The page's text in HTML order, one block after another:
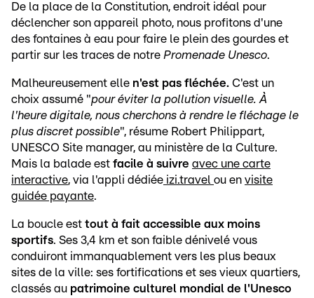
De la place de la Constitution, endroit idéal pour
déclencher son appareil photo, nous profitons d'une
des fontaines à eau pour faire le plein des gourdes et
partir sur les traces de notre Promenade Unesco.
Malheureusement elle n'est pas fléchée. C'est un
choix assumé "pour éviter la pollution visuelle. À
l'heure digitale, nous cherchons à rendre le fléchage le
plus discret possible", résume Robert Philippart,
UNESCO Site manager, au ministère de la Culture.
Mais la balade est facile à suivre avec une carte
interactive, via l'appli dédiée izi.travel ou en visite
guidée payante.
La boucle est tout à fait accessible aux moins
sportifs. Ses 3,4 km et son faible dénivelé vous
conduiront immanquablement vers les plus beaux
sites de la ville: ses fortifications et ses vieux quartiers,
classés au patrimoine culturel mondial de l'Unesco